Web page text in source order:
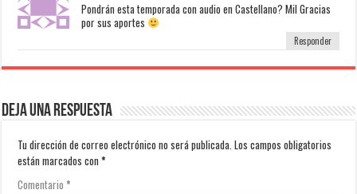
Pondrán esta temporada con audio en Castellano? Mil Gracias
por sus aportes
Responder
Deja una respuesta
Tu dirección de correo electrónico no será publicada. Los campos obligatorios
están marcados con*
Comentario*